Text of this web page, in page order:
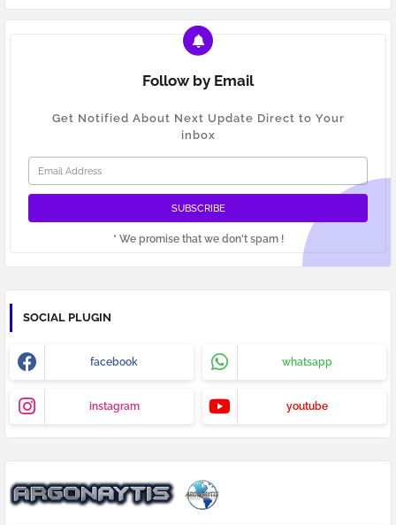
Follow by Email
Get Notified About Next Update Direct to Your
inbox
* We promise that we don't spam !
SOCIAL PLUGIN
facebook whatsapp
instagram youtube